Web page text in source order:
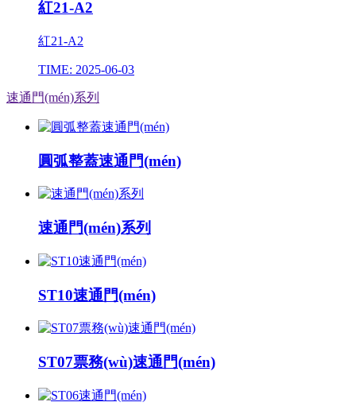
紅21-A2
紅21-A2
TIME: 2025-06-03
速通門(mén)系列
圓弧整蓋速通門(mén)
速通門(mén)系列
ST10速通門(mén)
ST07票務(wù)速通門(mén)